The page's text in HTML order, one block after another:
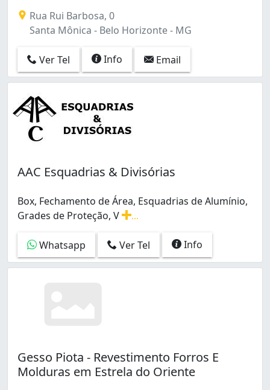
Estrela do Oriente (1)
Floramar (1)
Funcionários (1)
Glória (4)
Goiânia (3)
Guarani (1)
Jaqueline (1)
Jardim Vitória (1)
Liberdade (1)
Lindéia (Barreiro) (1)
Maria Goretti (1)
Minascaixa (1)
Ouro Preto (2)
Padre Eustáquio (3)
Palmeiras (1)
Paraíso (2)
Santa Mônica (2)
Santa Terezinha (1)
Rua Rui Barbosa, 0
Santa Mônica - Belo Horizonte - MG
Ver Tel Info Email
AAC Esquadrias & Divisórias
Box, Fechamento de Área, Esquadrias de Alumínio,
Grades de Proteção, V
Whatsapp
Ver Tel Info
Gesso Piota - Revestimento Forros E
Molduras em Estrela do Oriente